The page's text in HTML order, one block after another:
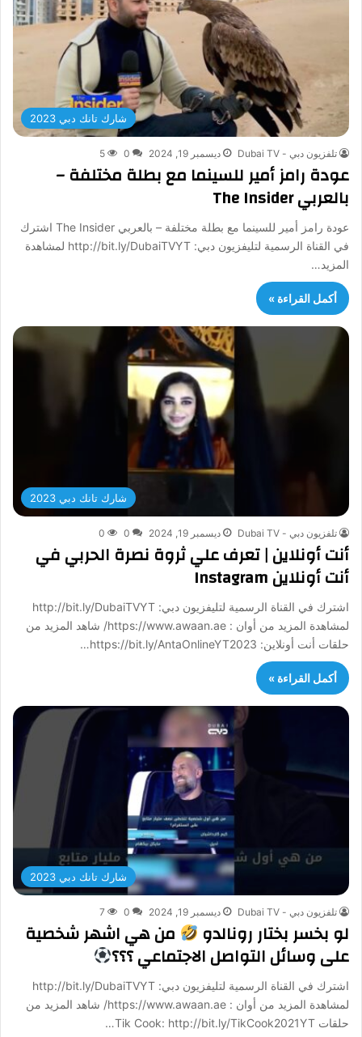
شارك تانك دبي 2023
تلفزيون دبي - Dubai TV ديسمبر 19, 2024 0
5
عودة رامز أمير للسينما مع بطلة مختلفة –
بالعربي The Insider
عودة رامز أمير للسينما مع بطلة مختلفة – بالعربي The Insider اشترك
في القناة الرسمية لتليفزيون دبي: http://bit.ly/DubaiTVYT لمشاهدة
المزيد…
أكمل القراءة »
شارك تانك دبي 2023
تلفزيون دبي - Dubai TV ديسمبر 19, 2024 0
0
أنت أونلاين | تعرف علي ثروة نصرة الحربي في
أنت أونلاين Instagram
اشترك في القناة الرسمية لتليفزيون دبي: http://bit.ly/DubaiTVYT
لمشاهدة المزيد من أوان : https://www.awaan.ae/ شاهد المزيد من
حلقات أنت أونلاين: https://bit.ly/AntaOnlineYT2023…
أكمل القراءة »
شارك تانك دبي 2023
تلفزيون دبي - Dubai TV ديسمبر 19, 2024 0
7
لو بخسر بختار رونالدو من هي اشهر شخصية
على وسائل التواصل الاجتماعي ؟؟؟
اشترك في القناة الرسمية لتليفزيون دبي: http://bit.ly/DubaiTVYT
لمشاهدة المزيد من أوان : https://www.awaan.ae/ شاهد المزيد من
حلقات Tik Cook: http://bit.ly/TikCook2021YT…